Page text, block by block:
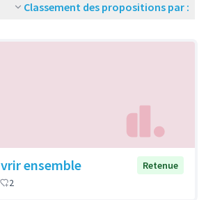
Classement des propositions par :
ensemble
Retenue
2